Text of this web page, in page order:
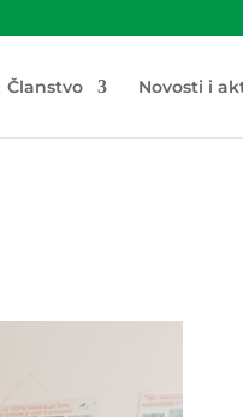
Članstvo Novosti i